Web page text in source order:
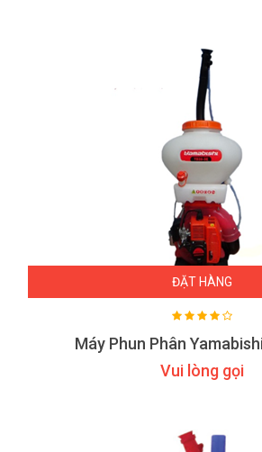
ĐẶT HÀNG
Máy Phun Phân
Vui lòng gọi